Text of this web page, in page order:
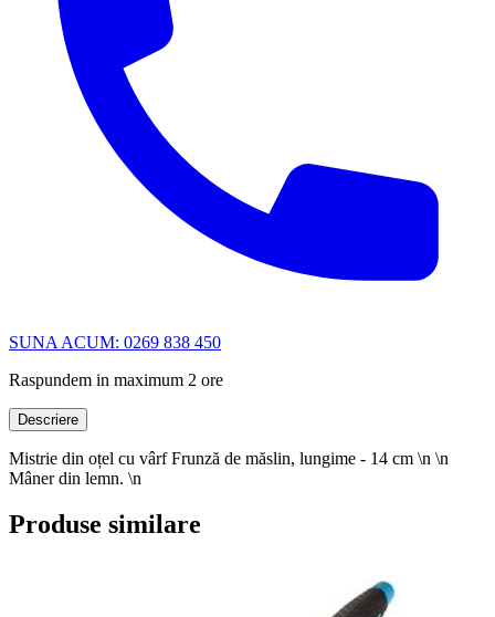
SUNA ACUM: 0269 838 450
Raspundem in maximum 2 ore
Descriere
Mistrie din oțel cu vârf Frunză de măslin, lungime - 14 cm \n \n
Mâner din lemn. \n
Produse similare